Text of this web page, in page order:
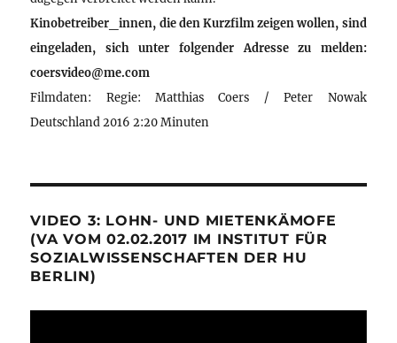
Kinobetreiber_innen, die den Kurzfilm zeigen wollen, sind
eingeladen, sich unter folgender Adresse zu melden:
coersvideo@me.com
Filmdaten: Regie: Matthias Coers / Peter Nowak
Deutschland 2016 2:20 Minuten
VIDEO 3: LOHN- UND MIETENKÄMOFE
(VA VOM 02.02.2017 IM INSTITUT FÜR
SOZIALWISSENSCHAFTEN DER HU
BERLIN)